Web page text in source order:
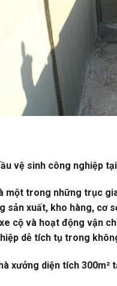
vệ sinh công nghiệp
một trong những trục
sản xuất, kho hàng, cơ
cộ và hoạt động vận
dễ tích tụ trong
xưởng diện tích